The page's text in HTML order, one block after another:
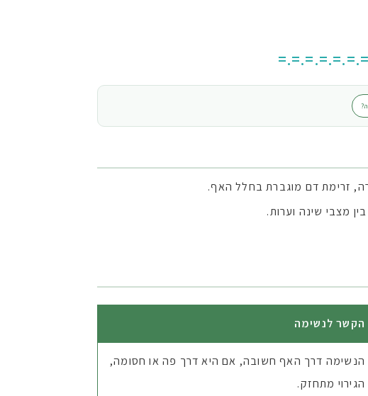
זרימת דם מוגברת בחלל האף.
מצבי שינה וערות.
הקשר לנשימה
הנשימה דרך האף חשובה, אם היא דרך פה או חסומה,
הגירוי מתחזק.